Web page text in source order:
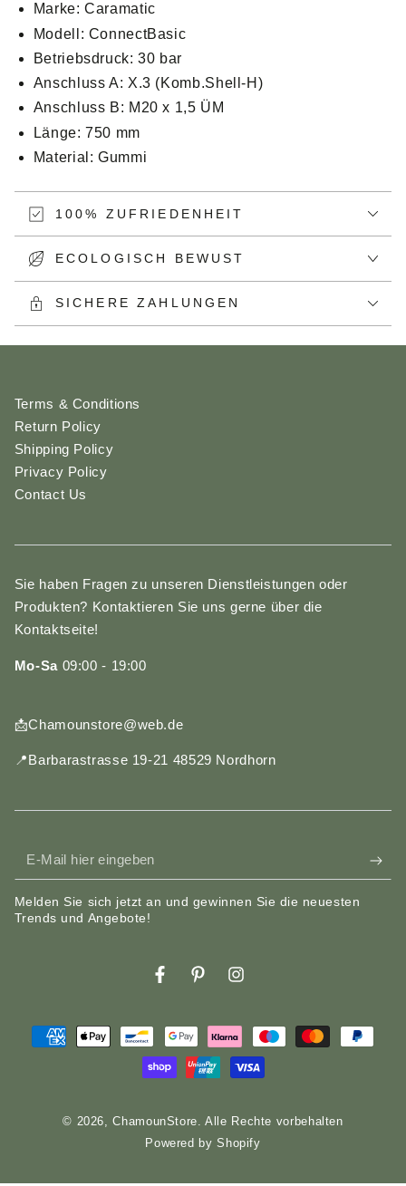
Marke: Caramatic
Modell: ConnectBasic
Betriebsdruck: 30 bar
Anschluss A: X.3 (Komb.Shell-H)
Anschluss B: M20 x 1,5 ÜM
Länge: 750 mm
Material: Gummi
100% ZUFRIEDENHEIT
ECOLOGISCH BEWUST
SICHERE ZAHLUNGEN
Terms & Conditions
Return Policy
Shipping Policy
Privacy Policy
Contact Us
Sie haben Fragen zu unseren Dienstleistungen oder
Produkten? Kontaktieren Sie uns gerne über die
Kontaktseite!
Mo-Sa09:00 - 19:00
📩Chamounstore@web.de
📍Barbarastrasse 19-21 48529 Nordhorn
E-
Mail
hier
Melden Sie sich jetzt an und gewinnen Sie die neuesten
Trends und Angebote!
FacebookPinterestInstagram
© 2026,ChamounStore. Alle Rechte vorbehalten
Powered by Shopify
Zahlungsmöglichkeiten